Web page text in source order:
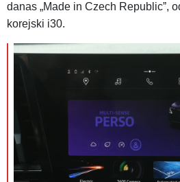
danas „Made in Czech Republicˮ,
korejski i30.